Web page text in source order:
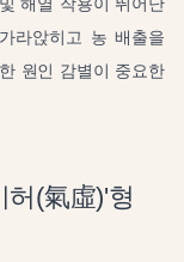
라앉히고 농 배출을
원인 감별이 중요한
(氣虛)'형